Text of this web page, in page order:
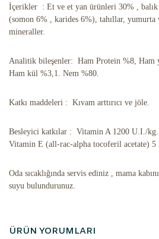
İçerikler : Et ve et yan ürünleri 30% ,
(somon 6% , karides 6%), tahıllar,
mineraller.
Analitik bileşenler: Ham Protein %8, Ham
Ham kül %3,1. Nem %80.
Katkı maddeleri : Kıvam arttırıcı ve jöle.
Besleyici katkılar : Vitamin A 1200 U.I./
Vitamin E (all-rac-alpha tocoferil acetate) 5
Oda sıcaklığında servis ediniz , mama
suyu bulundurunuz.
ÜRÜN YORUMLARI